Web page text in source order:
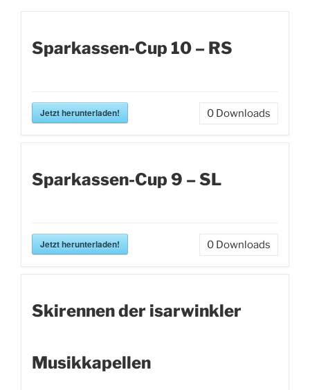
Sparkassen-Cup 10 – RS
Jetzt herunterladen! 0 Downloads
Sparkassen-Cup 9 – SL
Jetzt herunterladen! 0 Downloads
Skirennen der isarwinkler
Musikkapellen